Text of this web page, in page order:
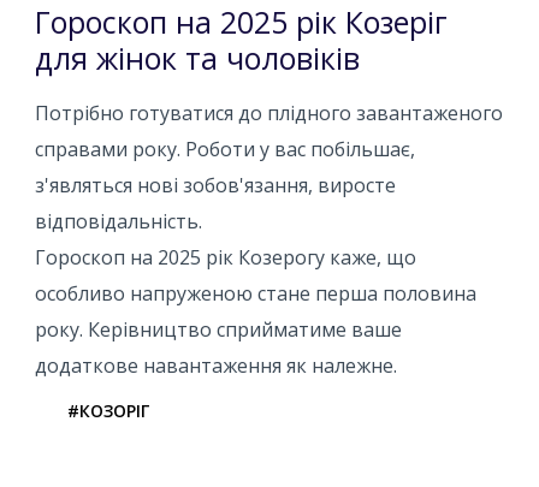
Гороскоп на 2025 рік Козеріг
для жінок та чоловіків
Потрібно готуватися до плідного завантаженого
справами року. Роботи у вас побільшає,
з'являться нові зобов'язання, виросте
відповідальність.
Гороскоп на 2025 рік Козерогу каже, що
особливо напруженою стане перша половина
року. Керівництво сприйматиме ваше
додаткове навантаження як належне.
#КОЗОРІГ